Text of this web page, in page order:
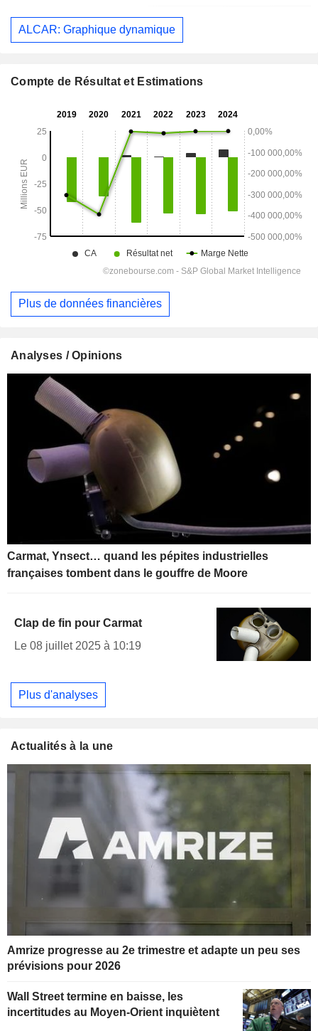
ALCAR: Graphique dynamique
Compte de Résultat et Estimations
Plus de données financières
Analyses / Opinions
Carmat, Ynsect… quand les pépites industrielles
françaises tombent dans le gouffre de Moore
Clap de fin pour Carmat
Le 08 juillet 2025 à 10:19
Plus d'analyses
Actualités à la une
Amrize progresse au 2e trimestre et adapte un peu ses
prévisions pour 2026
Wall Street termine en baisse, les
incertitudes au Moyen-Orient inquiètent